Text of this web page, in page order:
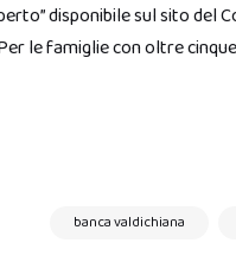
disponibile sul sito del
le famiglie con oltre
banca valdichiana